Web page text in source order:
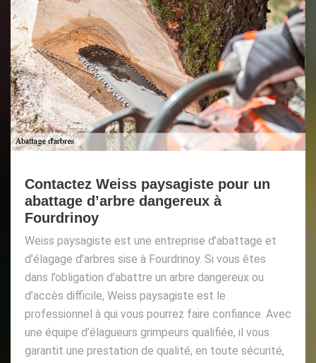
Contactez Weiss paysagiste pour un
abattage d’arbre dangereux à
Fourdrinoy
Weiss paysagiste est une entreprise d’abattage et
d’élagage d’arbres sise à Fourdrinoy. Si vous êtes
dans l’obligation d’abattre un arbre dangereux ou
d’accès difficile, Weiss paysagiste est le
professionnel à qui vous pourrez faire confiance. Avec
une équipe d’élagueurs grimpeurs qualifiée, il vous
garantit une prestation de qualité, en toute sécurité,